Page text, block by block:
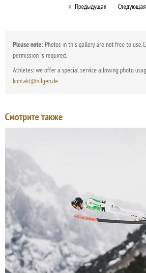
Предыдущая Следующая
Please note: Photos in this gallery are not free to use.
permission is required.
Athletes: we offer a special service allowing photo
kontakt@nilgen.de
Смотрите также